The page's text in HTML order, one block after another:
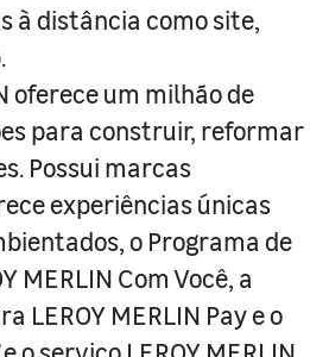
à distância como site,
oferece um milhão de
para construir, reformar
Possui marcas
experiências únicas
o Programa de
MERLIN Com Você, a
LEROY MERLIN Pay e o